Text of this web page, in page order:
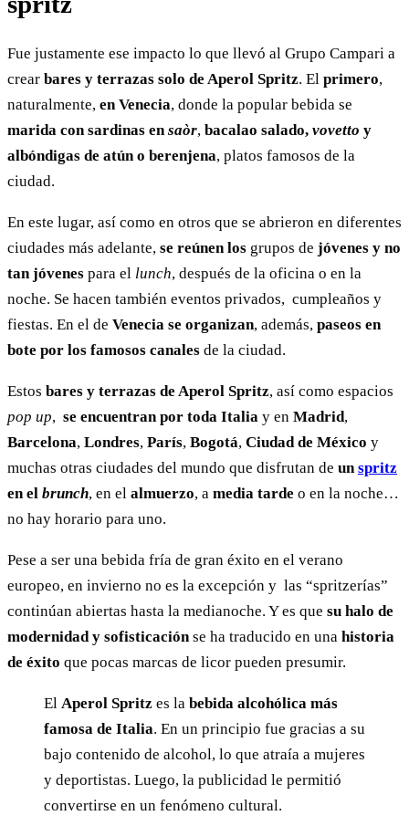
Fue justamente ese impacto lo que llevó al Grupo Campari a
crear bares y terrazas solo de Aperol Spritz. El primero,
naturalmente, en Venecia, donde la popular bebida se
marida con sardinas ensaòr, bacalao salado, vovetto y
albóndigas de atún o berenjena, platos famosos de la
ciudad.
En este lugar, así como en otros que se abrieron en diferentes
ciudades más adelante, se reúnen los grupos de jóvenes y no
tan jóvenes para el lunch, después de la oficina o en la
noche. Se hacen también eventos privados, cumpleaños y
fiestas. En el de Venecia se organizan, además, paseos en
bote por los famosos canales de la ciudad.
Estos bares y terrazas de Aperol Spritz, así como espacios
pop up, se encuentran por toda Italia y en Madrid,
Barcelona, Londres, París, Bogotá, Ciudad de México y
muchas otras ciudades del mundo que disfrutan de unspritz
en el brunch, en el almuerzo, a media tarde o en la noche…
no hay horario para uno.
Pese a ser una bebida fría de gran éxito en el verano
europeo, en invierno no es la excepción y las “spritzerías”
continúan abiertas hasta la medianoche. Y es que su halo de
modernidad y sofisticaciónse ha traducido en una historia
de éxito que pocas marcas de licor pueden presumir.
El Aperol Spritz es la bebida alcohólica más
famosa de Italia. En un principio fue gracias a su
bajo contenido de alcohol, lo que atraía a mujeres
y deportistas. Luego, la publicidad le permitió
convertirse en un fenómeno cultural.